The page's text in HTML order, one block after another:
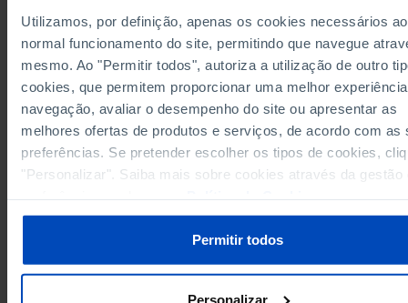
Utilizamos, por definição, apenas os cookies necessários ao
normal funcionamento do site, permitindo que navegue
mesmo. Ao "Permitir todos", autoriza a utilização de outro
cookies, que permitem proporcionar uma melhor
navegação, avaliar o desempenho do site ou apresentar as
melhores ofertas de produtos e serviços, de acordo com as
preferências. Se pretender escolher os tipos de cookies,
"Personalizar". Saiba mais sobre cookies através da gestão
Permitir todos
Personalizar
-
Hungria
- 15,3
-
Irlanda
- 13,6
-
Itália
- 18,1
-
Letónia
- 18,9
-
Lituânia
- 22,7
-
Países Baixos
-
Portugal
Fontes/Entidades: Eurostat | Institutos Nacionais de Estatística, PORDATA
Última actualização: 2026-04-17
Agregados domésticos privados: total e por tipo de composição do